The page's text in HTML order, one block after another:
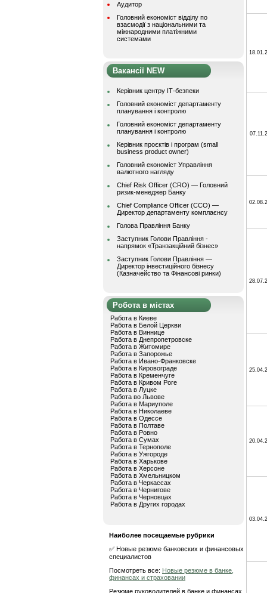
Аудитор
Головний економіст відділу по
взаємодії з національними та
міжнародними платіжними
системами
Вакансії NEW
Керівник центру ІТ-безпеки
Головний економіст департаменту
планування і контролю
Головний економіст департаменту
планування і контролю
Керівник проєктів і програм (small
business product owner)
Головний економіст Управління
валютного нагляду
Chief Risk Officer (CRO) — Головний
ризик-менеджер Банку
Chief Compliance Officer (CCO) —
Директор департаменту комплаєнсу
Голова Правління Банку
Заступник Голови Правління -
напрямок «Транзакційний бізнес»
Заступник Голови Правління —
Директор інвестиційного бізнесу
(Казначейство та Фінансові ринки)
Робота в містах
Работа в Киеве
Работа в Белой Церкви
Работа в Виннице
Работа в Днепропетровске
Работа в Житомире
Работа в Запорожье
Работа в Ивано-Франковске
Работа в Кировограде
Работа в Кременчуге
Работа в Кривом Роге
Работа в Луцке
Работа во Львове
Работа в Мариуполе
Работа в Николаеве
Работа в Одессе
Работа в Полтаве
Работа в Ровно
Работа в Сумах
Работа в Тернополе
Работа в Ужгороде
Работа в Харькове
Работа в Херсоне
Работа в Хмельницком
Работа в Черкассах
Работа в Чернигове
Работа в Черновцах
Работа в Других городах
Наиболее посещаемые рубрики
✅ Новые резюме банковских и финансовых
специалистов
Посмотреть все: Новые резюме в банке,
финансах и страховании
Резюме руководителей в банке и финансах